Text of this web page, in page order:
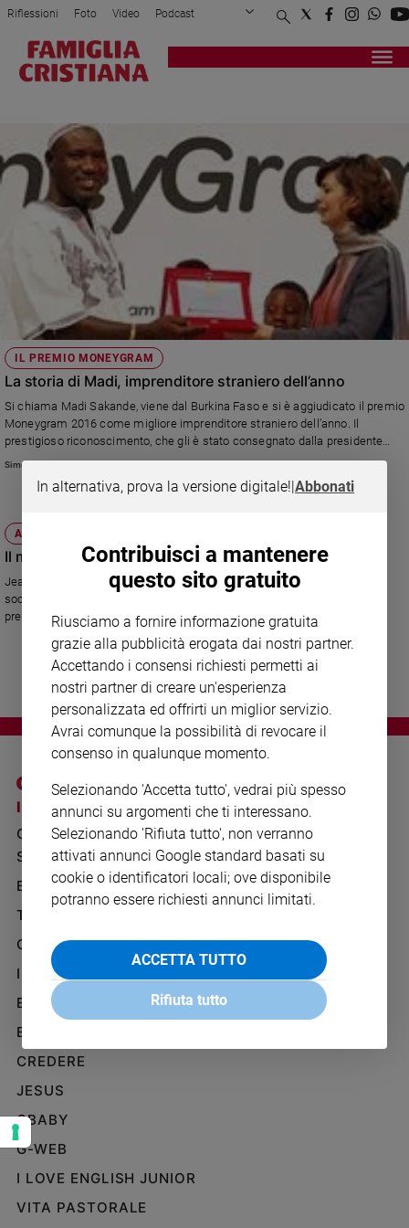
Attualità
Politica
Mondo
Economia
Legalità
Papa
Papa
Chiesa
Chiesa
Fede
Santi
Devozione
e
fede
e
valori
Ambiente
e
Volontariato
Diritti
Aziende
valore
Caso
settimana
Migranti
Diversità
inclusione
Costume
e
Riflessioni Foto Video Podcast
Privacy Policy Chi siamo
Registrati Redazione
IL PREMIO MONEYGRAM
La storia di Madi, imprenditore straniero dell’anno
Si chiama Madi Sakande, viene dal Burkina Faso e si è aggiudicato il premio
Moneygram 2016 come migliore imprenditore straniero dell’anno. Il
prestigioso riconoscimento, che gli è stato consegnato dalla presidente
della Camera Laura Boldrini ed è riservato ai manager stranieri a capo di
l’innovazione e naturalmente il profitto.
Simonetta Pagnotti
ATTUALITÀ
Il miglior imprenditore straniero
Jean Paul Pougala, d’origine camerunense e fondatore in Italia di una
società che produce articoli per le campagne elettorali, ha ricevuto il
premio MoneyGram
I SITI SAN PAOLO
GRUPPO EDITORIALE
SAN PAOLO
BENESSERE
TELENOVA
GAZZETTA D'ALBA
IL GIORNALINO
EDICOLA SAN PAOLO
EDIZIONI SAN PAOLO
CREDERE
JESUS
GBABY
G-WEB
I LOVE ENGLISH JUNIOR
VITA PASTORALE
NOTE LEGALI
PRIVACY POLICY
INFORMATIVA
WHISTLEBLOWING
SOCIAL
In alternativa, prova la versione digitale!|Abbonati
Contribuisci a mantenere
questo sito gratuito
Riusciamo a fornire informazione gratuita
grazie alla pubblicità erogata dai nostri partner.
Accettando i consensi richiesti permetti ai
nostri partner di creare un'esperienza
personalizzata ed offrirti un miglior servizio.
Avrai comunque la possibilità di revocare il
consenso in qualunque momento.
Selezionando 'Accetta tutto', vedrai più spesso
annunci su argomenti che ti interessano.
Selezionando 'Rifiuta tutto', non verranno
attivati annunci Google standard basati su
cookie o identificatori locali; ove disponibile
potranno essere richiesti annunci limitati.
ACCETTA TUTTO
Rifiuta tutto